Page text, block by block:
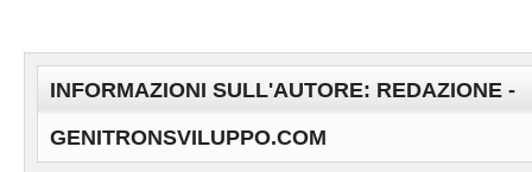
INFORMAZIONI SULL'AUTORE: REDAZIONE -
GENITRONSVILUPPO.COM